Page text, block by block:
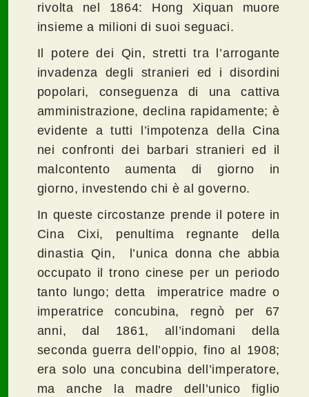
rivolta nel 1864: Hong Xiquan muore
insieme a milioni di suoi seguaci.
Il potere dei Qin, stretti tra l’arrogante
invadenza degli stranieri ed i disordini
popolari, conseguenza di una cattiva
amministrazione, declina rapidamente; è
evidente a tutti l’impotenza della Cina
nei confronti dei barbari stranieri ed il
malcontento aumenta di giorno in
giorno, investendo chi è al governo.
In queste circostanze prende il potere in
Cina Cixi, penultima regnante della
dinastia Qin, l’unica donna che abbia
occupato il trono cinese per un periodo
tanto lungo; detta imperatrice madre o
imperatrice concubina, regnò per 67
anni, dal 1861, all’indomani della
seconda guerra dell’oppio, fino al 1908;
era solo una concubina dell’imperatore,
ma anche la madre dell’unico figlio